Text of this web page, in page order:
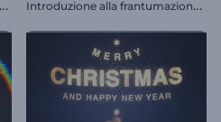
R
ivelazione del logo HUD in stile cinematografico I
ntroduzione alla frantumazione del blocco di pietra